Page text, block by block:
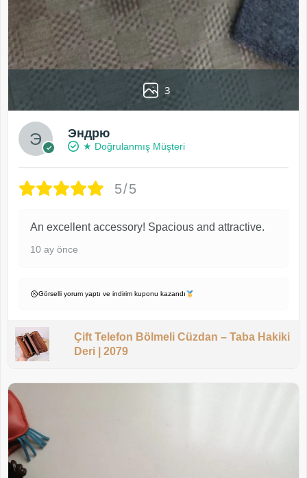
3
Эндрю
★ Doğrulanmış Müşteri
5/5
An excellent accessory! Spacious and attractive.
10 ay önce
Görselli yorum yaptı ve indirim kuponu kazandı
Çift Telefon Bölmeli Cüzdan – Taba Hakiki
Deri | 2079